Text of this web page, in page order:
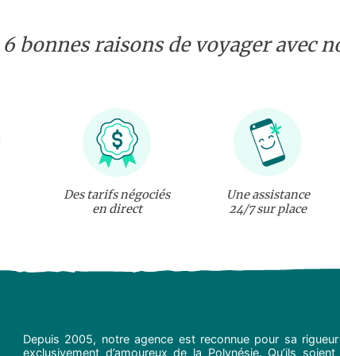
6 bonnes raisons de voyager avec
Des tarifs négociés
en direct
Une assistance
24/7 sur place
Depuis 2005, notre agence est reconnue pour sa
exclusivement d’amoureux de la Polynésie. Qu’ils